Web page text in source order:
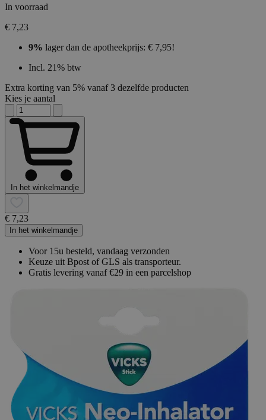
In voorraad
€ 7,23
9% lager dan de apotheekprijs: € 7,95!
Incl. 21% btw
Extra korting van 5% vanaf 3 dezelfde producten
Kies je aantal
In het winkelmandje
€ 7,23
In het winkelmandje
Voor 15u besteld, vandaag verzonden
Keuze uit Bpost of GLS als transporteur.
Gratis levering vanaf €29 in een parcelshop